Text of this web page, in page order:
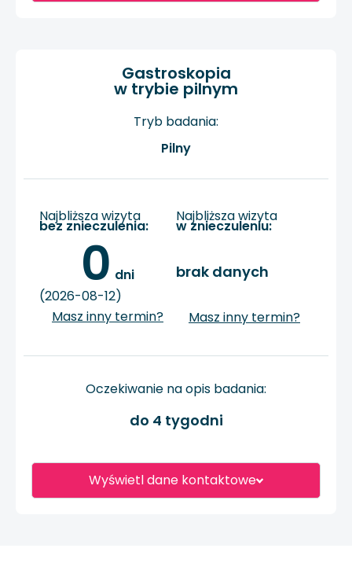
Wyświetl dane kontaktowe
Gastroskopia
w trybie pilnym
Tryb badania:
Pilny
Najbliższa wizyta
bez znieczulenia:
0 dni
(2026-08-12)
Masz inny termin?
Najbliższa wizyta
w znieczuleniu:
brak danych
Masz inny termin?
Oczekiwanie na opis badania:
do 4 tygodni